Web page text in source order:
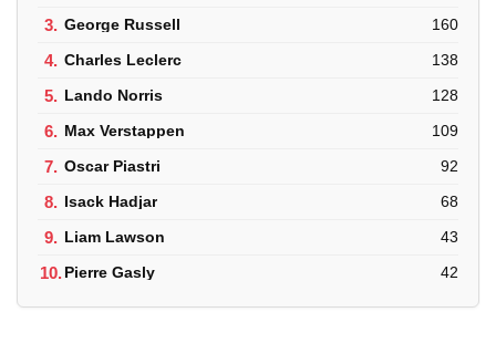
3. George Russell 160
4. Charles Leclerc 138
5. Lando Norris 128
6. Max Verstappen 109
7. Oscar Piastri 92
8. Isack Hadjar 68
9. Liam Lawson 43
10.Pierre Gasly 42